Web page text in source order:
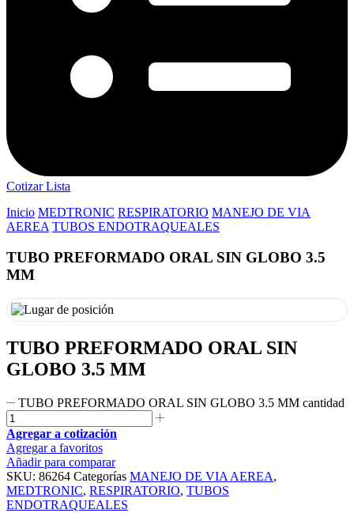
Cotizar Lista
Inicio MEDTRONIC RESPIRATORIO MANEJO DE VIA
AEREA TUBOS ENDOTRAQUEALES
TUBO PREFORMADO ORAL SIN GLOBO 3.5
MM
TUBO PREFORMADO ORAL SIN
GLOBO 3.5 MM
TUBO PREFORMADO ORAL SIN GLOBO 3.5 MM cantidad
Agregar a cotización
Agregar a favoritos
Añadir para comparar
SKU: 86264 Categorías MANEJO DE VIA AEREA,
MEDTRONIC, RESPIRATORIO, TUBOS
ENDOTRAQUEALES